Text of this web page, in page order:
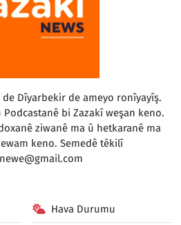
de Dîyarbekir de ameyo ronîyayîş.
bi Zazakî weşan keno.
ziwanê ma û hetkaranê ma
keno. Semedê têkilî
Hava Durumu